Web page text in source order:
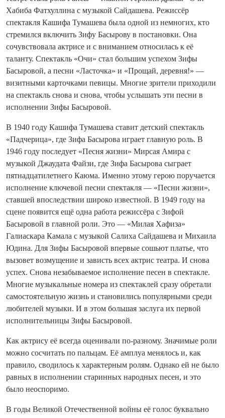
Хабиба Фатхуллина с музыкой Сайдашева. Режиссёр
спектакля Кашифа Тумашева была одной из немногих, кто
стремился включить Зифу Басырову в постановки. Она
сочувствовала актрисе и с вниманием относилась к её
таланту. Спектакль «Очи» стал большим успехом Зифы
Басыровой, а песни «Ласточка» и «Прощай, деревня!» —
визитными карточками певицы. Многие зрители приходили
на спектакль снова и снова, чтобы услышать эти песни в
исполнении Зифы Басыровой.
В 1940 году Кашифа Тумашева ставит детский спектакль
«Падчерица», где Зифа Басырова играет главную роль. В
1946 году последует «Песня жизни» Мирсая Амира с
музыкой Джаудата Файзи, где Зифа Басырова сыграет
пятнадцатилетнего Каюма. Именно этому герою поручается
исполнение ключевой песни спектакля — «Песни жизни»,
ставшей впоследствии широко известной. В 1949 году на
сцене появится ещё одна работа режиссёра с Зифой
Басыровой в главной роли. Это — «Милая Хафиза»
Галиаскара Камала с музыкой Салиха Сайдашева и Михаила
Юдина. Для Зифы Басыровой впервые сошьют платье, что
вызовет возмущение и зависть всех актрис театра. И снова
успех. Снова незабываемое исполнение песен в спектакле.
Многие музыкальные номера из спектаклей сразу обретали
самостоятельную жизнь и становились популярными среди
любителей музыки. И в этом большая заслуга их первой
исполнительницы Зифы Басыровой.
Как актрису её всегда оценивали по-разному. Значимые роли
можно сосчитать по пальцам. Её амплуа менялось и, как
правило, сводилось к характерным ролям. Однако ей не было
равных в исполнении старинных народных песен, и это
было неоспоримо.
В годы Великой Отечественной войны её голос буквально